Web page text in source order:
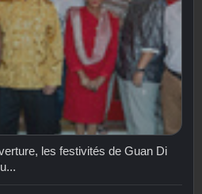
les festivités de Guan Di